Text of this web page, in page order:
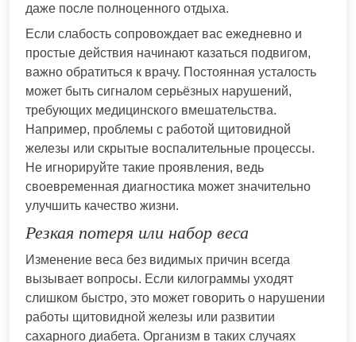
даже после полноценного отдыха.
Если слабость сопровождает вас ежедневно и
простые действия начинают казаться подвигом,
важно обратиться к врачу. Постоянная усталость
может быть сигналом серьёзных нарушений,
требующих медицинского вмешательства.
Например, проблемы с работой щитовидной
железы или скрытые воспалительные процессы.
Не игнорируйте такие проявления, ведь
своевременная диагностика может значительно
улучшить качество жизни.
Резкая потеря или набор веса
Изменение веса без видимых причин всегда
вызывает вопросы. Если килограммы уходят
слишком быстро, это может говорить о нарушении
работы щитовидной железы или развитии
сахарного диабета. Организм в таких случаях